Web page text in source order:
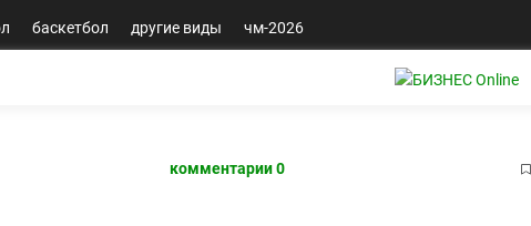
баскетбол другие виды чм-2026
комментарии 0